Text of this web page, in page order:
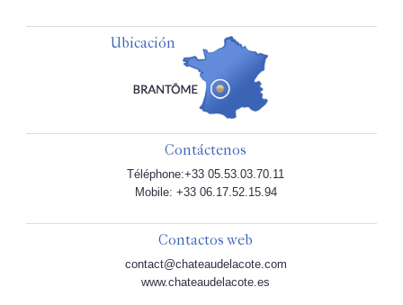
Ubicación
Contáctenos
Téléphone:+33 05.53.03.70.11
Mobile: +33 06.17.52.15.94
Contactos web
contact@chateaudelacote.com
www.chateaudelacote.es